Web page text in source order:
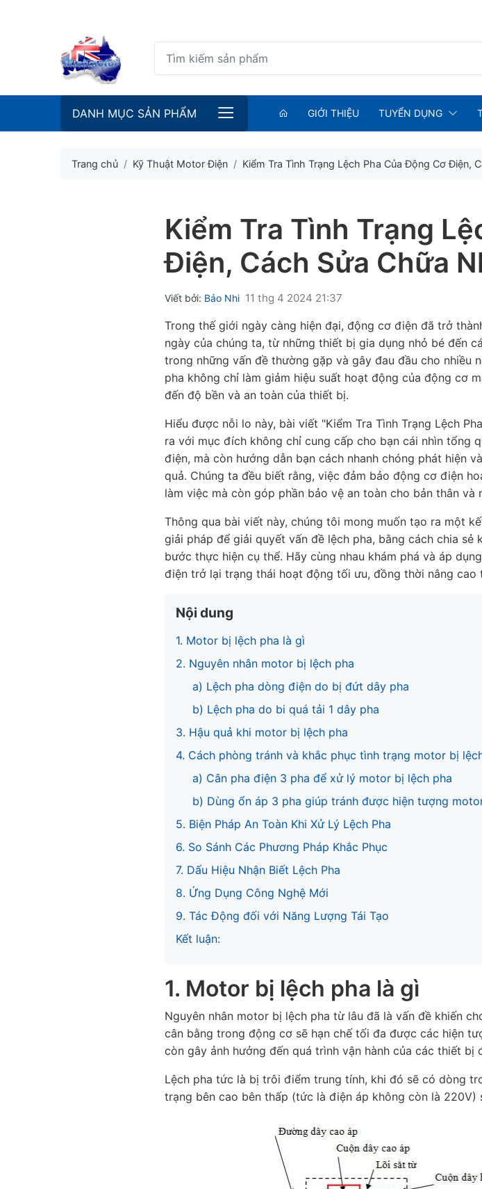
DANH MỤC SẢN PHẨM GIỚI THIỆU TUYỂN DỤNG
Trang chủ Kỹ Thuật Motor Điện Kiểm Tra Tình Trạng Lệch Pha Của Động Cơ Điện,
Kiểm Tra Tình Trạng
Điện, Cách Sửa Chữa
Viết bởi: Bảo Nhi 11 thg 4 2024 21:37
Trong thế giới ngày càng hiện đại, động cơ điện đã trở
ngày của chúng ta, từ những thiết bị gia dụng nhỏ bé đến
trong những vấn đề thường gặp và gây đau đầu cho nhiều
pha không chỉ làm giảm hiệu suất hoạt động của động cơ
đến độ bền và an toàn của thiết bị.
Hiểu được nỗi lo này, bài viết "Kiểm Tra Tình Trạng Lệch
ra với mục đích không chỉ cung cấp cho bạn cái nhìn tổng
điện, mà còn hướng dẫn bạn cách nhanh chóng phát hiện
quả. Chúng ta đều biết rằng, việc đảm bảo động cơ điện
làm việc mà còn góp phần bảo vệ an toàn cho bản thân và
Thông qua bài viết này, chúng tôi mong muốn tạo ra một
giải pháp để giải quyết vấn đề lệch pha, bằng cách chia
bước thực hiện cụ thể. Hãy cùng nhau khám phá và áp
điện trở lại trạng thái hoạt động tối ưu, đồng thời nâng
Nội dung
1. Motor bị lệch pha là gì
2. Nguyên nhân motor bị lệch pha
a) Lệch pha dòng điện do bị đứt dây pha
b) Lệch pha do bi quá tải 1 dây pha
3. Hậu quả khi motor bị lệch pha
4. Cách phòng tránh và khắc phục tình trạng motor bị
a) Cân pha điện 3 pha để xử lý motor bị lệch pha
b) Dùng ổn áp 3 pha giúp tránh được hiện tượng
5. Biện Pháp An Toàn Khi Xử Lý Lệch Pha
6. So Sánh Các Phương Pháp Khắc Phục
7. Dấu Hiệu Nhận Biết Lệch Pha
8. Ứng Dụng Công Nghệ Mới
9. Tác Động đối với Năng Lượng Tái Tạo
Kết luận:
1. Motor bị lệch pha là gì
Nguyên nhân motor bị lệch pha từ lâu đã là vấn đề khiến
cân bằng trong động cơ sẽ hạn chế tối đa được các hiện
còn gây ảnh hưởng đến quá trình vận hành của các thiết bị
Lệch pha tức là bị trôi điểm trung tính, khi đó sẽ có dòng
trạng bên cao bên thấp (tức là điện áp không còn là 220V)